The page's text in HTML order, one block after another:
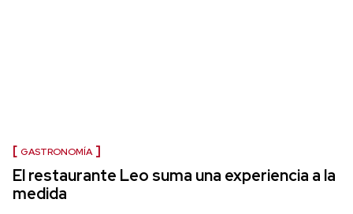
GASTRONOMÍA
El restaurante Leo suma una experiencia a la
medida